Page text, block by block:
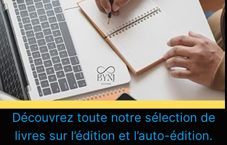
Découvrez toute notre sélection de
livres sur l’édition et l’auto-édition.